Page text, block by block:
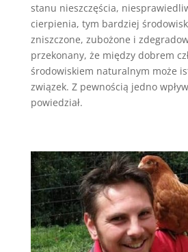
stanu nieszczęścia,
cierpienia, tym bardziej
zniszczone, zubożone i
przekonany, że między dobrem
środowiskiem naturalnym może
związek. Z pewnością jedno
powiedział.